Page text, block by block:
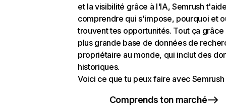
et la visibilité grâce à l'IA, Semrush
comprendre qui s'impose, pourquoi et
trouvent tes opportunités. Tout ça grâce
plus grande base de données de
propriétaire au monde, qui inclut des
historiques.
Voici ce que tu peux faire avec Semrush
Comprends ton marché